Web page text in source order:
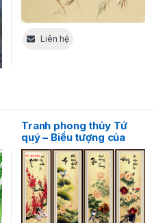
Liên hệ
Tranh phong thủy Tứ
quý – Biểu tượng của
bốn mùa